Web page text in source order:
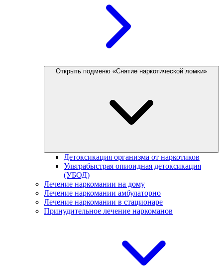
Открыть подменю «Снятие наркотической ломки»
Детоксикация организма от наркотиков
Ультрабыстрая опиоидная детоксикация
(УБОД)
Лечение наркомании на дому
Лечение наркомании амбулаторно
Лечение наркомании в стационаре
Принудительное лечение наркоманов